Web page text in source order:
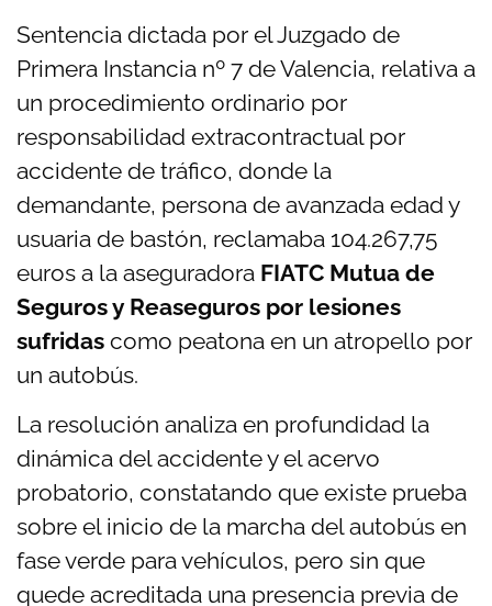
Sentencia dictada por el Juzgado de
Primera Instancia nº 7 de Valencia, relativa a
un procedimiento ordinario por
responsabilidad extracontractual por
accidente de tráfico, donde la
demandante, persona de avanzada edad y
usuaria de bastón, reclamaba 104.267,75
euros a la aseguradora FIATC Mutua de
Seguros y Reaseguros por lesiones
sufridas como peatona en un atropello por
un autobús.
La resolución analiza en profundidad la
dinámica del accidente y el acervo
probatorio, constatando que existe prueba
sobre el inicio de la marcha del autobús en
fase verde para vehículos, pero sin que
quede acreditada una presencia previa de